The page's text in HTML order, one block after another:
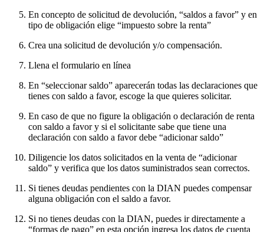
En concepto de solicitud de devolución, “saldos a favor” y en
tipo de obligación elige “impuesto sobre la renta”
Crea una solicitud de devolución y/o compensación.
Llena el formulario en línea
En “seleccionar saldo” aparecerán todas las declaraciones que
tienes con saldo a favor, escoge la que quieres solicitar.
En caso de que no figure la obligación o declaración de renta
con saldo a favor y si el solicitante sabe que tiene una
declaración con saldo a favor debe “adicionar saldo”
Diligencie los datos solicitados en la venta de “adicionar
saldo” y verifica que los datos suministrados sean correctos.
Si tienes deudas pendientes con la DIAN puedes compensar
alguna obligación con el saldo a favor.
Si no tienes deudas con la DIAN, puedes ir directamente a
“formas de pago” en esta opción ingresa los datos de cuenta